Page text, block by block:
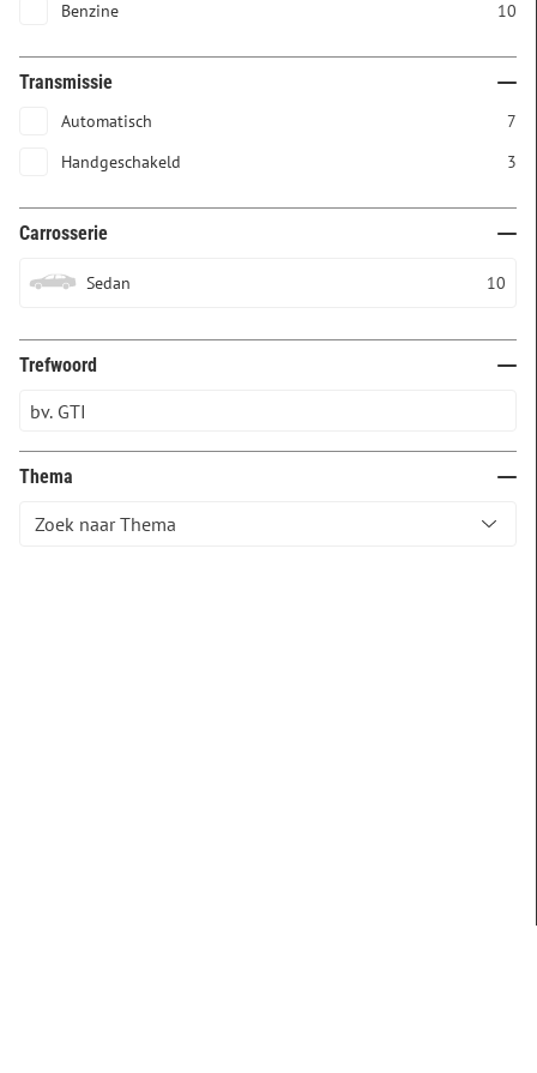
Benzine 10
Transmissie
Automatisch
7
Handgeschakeld
3
Carrosserie
Sedan 10
Trefwoord
Thema